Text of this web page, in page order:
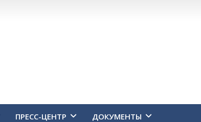
ПРЕСС-ЦЕНТР ДОКУМЕНТЫ